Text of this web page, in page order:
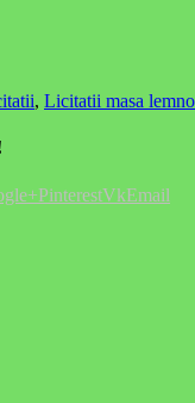
, Licitatii masa
PinterestVkEmail